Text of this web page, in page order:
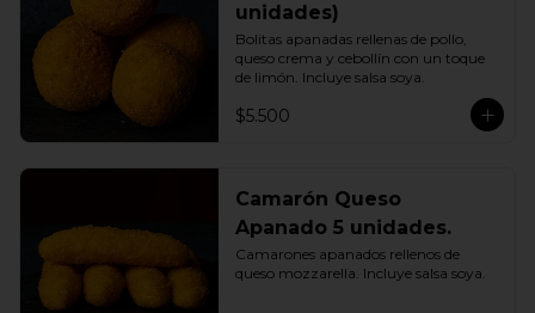
unidades)
Bolitas apanadas rellenas de pollo,
queso crema y cebollín con un toque
de limón. Incluye salsa soya.
$5.500
Camarón Queso
Apanado 5 unidades.
Camarones apanados rellenos de
queso mozzarella. Incluye salsa soya.